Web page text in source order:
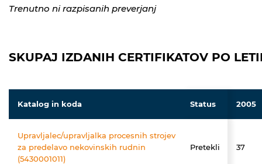
Trenutno ni razpisanih preverjanj
SKUPAJ IZDANIH CERTIFIKATOV PO
Katalog in koda Status 2005
Upravljalec/upravljalka procesnih strojev
za predelavo nekovinskih rudnin
(5430001011)
Pretekli 37